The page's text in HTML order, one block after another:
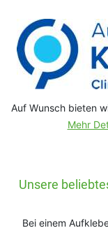
Auf Wunsch bieten
Mehr
Unsere
Bei einem